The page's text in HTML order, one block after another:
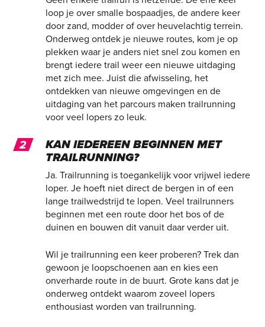
loop je over smalle bospaadjes, de andere keer
door zand, modder of over heuvelachtig terrein.
Onderweg ontdek je nieuwe routes, kom je op
plekken waar je anders niet snel zou komen en
brengt iedere trail weer een nieuwe uitdaging
met zich mee. Juist die afwisseling, het
ontdekken van nieuwe omgevingen en de
uitdaging van het parcours maken trailrunning
voor veel lopers zo leuk.
KAN IEDEREEN BEGINNEN MET
TRAILRUNNING?
Ja. Trailrunning is toegankelijk voor vrijwel iedere
loper. Je hoeft niet direct de bergen in of een
lange trailwedstrijd te lopen. Veel trailrunners
beginnen met een route door het bos of de
duinen en bouwen dit vanuit daar verder uit.
Wil je trailrunning een keer proberen? Trek dan
gewoon je loopschoenen aan en kies een
onverharde route in de buurt. Grote kans dat je
onderweg ontdekt waarom zoveel lopers
enthousiast worden van trailrunning.